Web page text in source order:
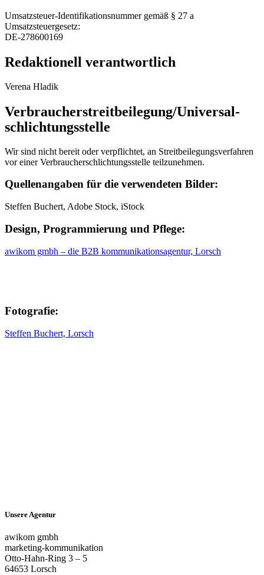
Umsatzsteuer-Identifikationsnummer gemäß § 27 a
Umsatzsteuergesetz:
DE-278600169
Redaktionell verantwortlich
Verena Hladik
Verbraucher­streit­beilegung/Universal­
schlichtungs­stelle
Wir sind nicht bereit oder verpflichtet, an Streitbeilegungsverfahren
vor einer Verbraucherschlichtungsstelle teilzunehmen.
Quellenangaben für die verwendeten Bilder:
Steffen Buchert, Adobe Stock, iStock
Design, Programmierung und Pflege:
awikom gmbh – die B2B kommunikationsagentur, Lorsch
Fotografie:
Steffen Buchert, Lorsch
Unsere Agentur
awikom gmbh
marketing-kommunikation
Otto-Hahn-Ring 3 – 5
64653 Lorsch